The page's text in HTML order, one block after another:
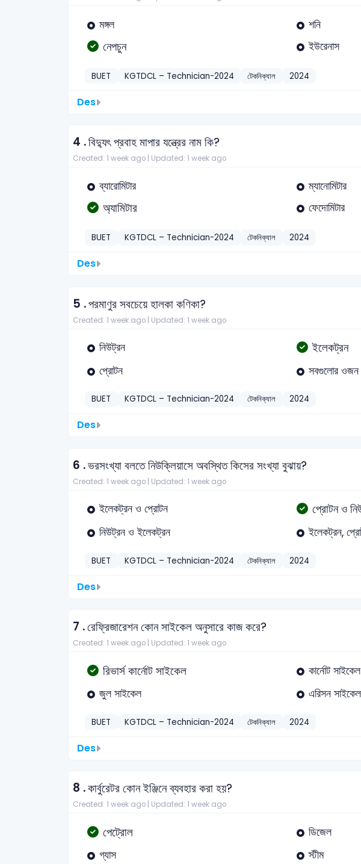
মঙ্গল শনি
নেপচুন ইউরেনাস
BUET KGTDCL – Technician-2024 টেকনিক্যাল 2024
Des
4 .বিদ্যুৎ প্রবাহ মাপার যন্ত্রের নাম কি?
Created: 1 week ago | Updated: 1 week ago
ব্যারোমিটার ম্যানোমিটার
অ্যামিটার ফেদোমিটার
BUET KGTDCL – Technician-2024 টেকনিক্যাল 2024
Des
5 .পরমাণুর সবচেয়ে হালকা কণিকা?
Created: 1 week ago | Updated: 1 week ago
নিউট্রন ইলেকট্রন
প্রোটন সবগুলোর ওজন
BUET KGTDCL – Technician-2024 টেকনিক্যাল 2024
Des
6 .ভরসংখ্যা বলতে নিউক্লিয়াসে অবস্থিত কিসের সংখ্যা বুঝায়?
Created: 1 week ago | Updated: 1 week ago
ইলেকট্রন ও প্রোটন প্রোটন ও
নিউট্রন ও ইলেকট্রন ইলেকট্রন,
BUET KGTDCL – Technician-2024 টেকনিক্যাল 2024
Des
7 .রেফ্রিজারেশন কোন সাইকেল অনুসারে কাজ করে?
Created: 1 week ago | Updated: 1 week ago
রিভার্স কার্নোট সাইকেল
কার্নোট সাইকেল
জুল সাইকেল
এরিসন সাইকেল
BUET KGTDCL – Technician-2024 টেকনিক্যাল 2024
Des
8 .কার্বুরেটর কোন ইঞ্জিনে ব্যবহার করা হয়?
Created: 1 week ago | Updated: 1 week ago
পেট্রোল
ডিজেল
গ্যাস
স্টীম